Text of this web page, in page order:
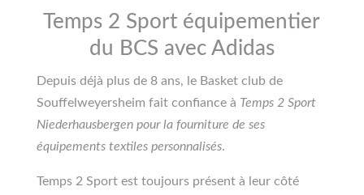
Temps 2 Sport équipementier
du BCS avec Adidas
Depuis déjà plus de 8 ans, le Basket club de
Souffelweyersheim fait confiance à Temps 2 Sport
Niederhausbergen pour la fourniture de ses
équipements textiles personnalisés.
Temps 2 Sport est toujours présent à leur côté